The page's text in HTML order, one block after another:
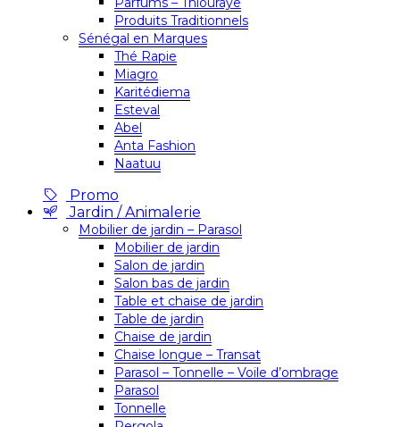
Produits Traditionnels
Sénégal en Marques
Thé Rapie
Miagro
Karitédiema
Esteval
Abel
Anta Fashion
Naatuu
Promo
Jardin / Animalerie
Mobilier de jardin – Parasol
Mobilier de jardin
Salon de jardin
Salon bas de jardin
Table et chaise de jardin
Table de jardin
Chaise de jardin
Chaise longue – Transat
Parasol – Tonnelle – Voile d’ombrage
Parasol
Tonnelle